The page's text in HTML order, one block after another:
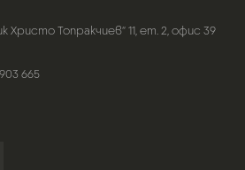
Христо Топракчиев“ 11, ет. 2, офис 39
665